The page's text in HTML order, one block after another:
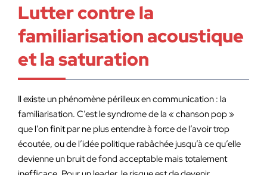
Lutter contre la
familiarisation acoustique
et la saturation
Il existe un phénomène périlleux en communication : la
familiarisation. C’est le syndrome de la « chanson pop »
que l’on finit par ne plus entendre à force de l’avoir trop
écoutée, ou de l’idée politique rabâchée jusqu’à ce qu’elle
devienne un bruit de fond acceptable mais totalement